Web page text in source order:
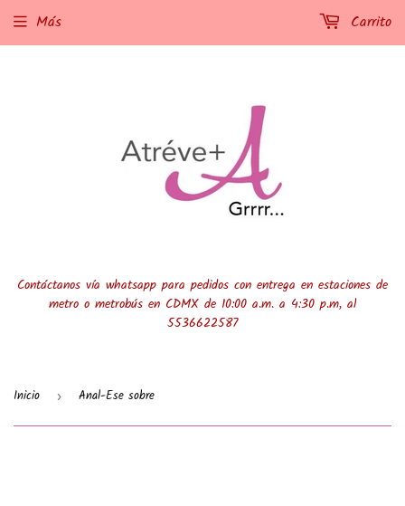
Contáctanos vía whatsapp para pedidos con entrega en estaciones de
metro o metrobús en CDMX de 10:00 a.m. a 4:30 p.m, al
5536622587
Más Carrito
Inicio › Anal-Ese sobre